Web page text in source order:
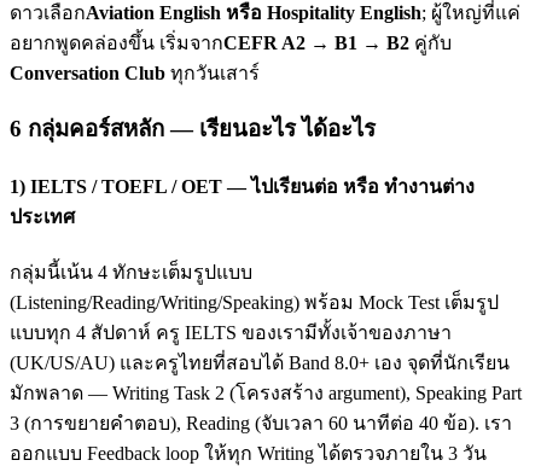
ดาวเลือกAviation English หรือ Hospitality English; ผู้ใหญ่ที่แค่
อยากพูดคล่องขึ้น เริ่มจากCEFR A2 → B1 → B2 คู่กับ
Conversation Club ทุกวันเสาร์
6 กลุ่มคอร์สหลัก — เรียนอะไร ได้อะไร
1) IELTS / TOEFL / OET — ไปเรียนต่อ หรือ ทำงานต่าง
ประเทศ
กลุ่มนี้เน้น 4 ทักษะเต็มรูปแบบ
(Listening/Reading/Writing/Speaking) พร้อม Mock Test เต็มรูป
แบบทุก 4 สัปดาห์ ครู IELTS ของเรามีทั้งเจ้าของภาษา
(UK/US/AU) และครูไทยที่สอบได้ Band 8.0+ เอง จุดที่นักเรียน
มักพลาด — Writing Task 2 (โครงสร้าง argument), Speaking Part
3 (การขยายคำตอบ), Reading (จับเวลา 60 นาทีต่อ 40 ข้อ). เรา
ออกแบบ Feedback loop ให้ทุก Writing ได้ตรวจภายใน 3 วัน